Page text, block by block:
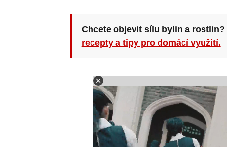
Chcete objevit sílu bylin a rostlin?
recepty a tipy pro domácí využití.